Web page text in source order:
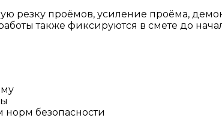
резку проёмов, усиление проёма,
также фиксируются в смете до
безопасности